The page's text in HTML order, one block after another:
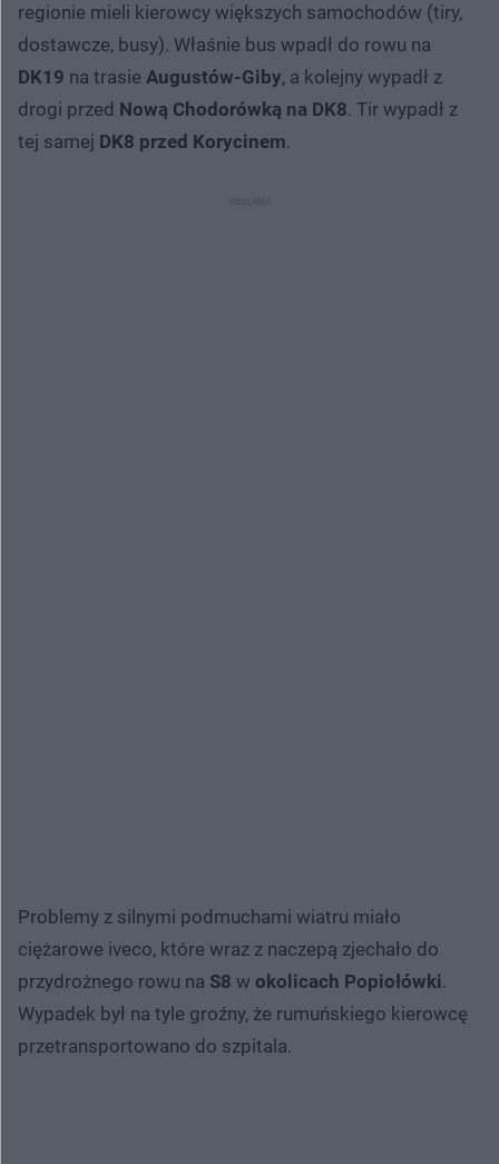
regionie mieli kierowcy większych samochodów (tiry,
dostawcze, busy). Właśnie bus wpadł do rowu na
DK19 na trasie Augustów-Giby, a kolejny wypadł z
drogi przed Nową Chodorówką na DK8. Tir wypadł z
tej samej DK8 przed Korycinem.
Problemy z silnymi podmuchami wiatru miało
ciężarowe iveco, które wraz z naczepą zjechało do
przydrożnego rowu na S8 w okolicach Popiołówki.
Wypadek był na tyle groźny, że rumuńskiego kierowcę
przetransportowano do szpitala.